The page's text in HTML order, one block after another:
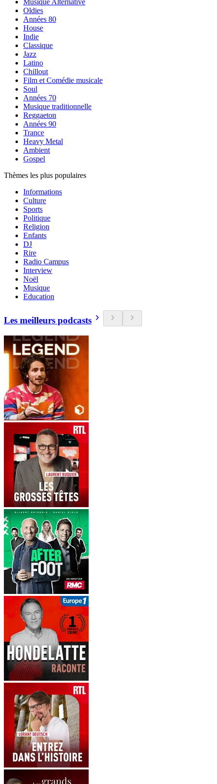
Musique Alternative
Oldies
Années 80
House
Indie
Classique
Jazz
Latino
Chillout
Film et Comédie musicale
Soul
Années 70
Musique traditionnelle
Reggaeton
Années 90
Trance
Heavy Metal
Ambient
Gospel
Thèmes les plus populaires
Informations
Culture
Sports
Politique
Religion
Enfants
DJ
Rire
Radio Campus
Interview
Noël
Musique
Education
Les meilleurs podcasts